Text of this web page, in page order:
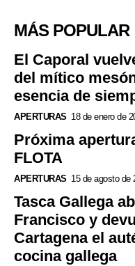
MÁS POPULAR
El Caporal
del mítico
esencia de
APERTURAS 18 de enero de
Próxima
FLOTA
APERTURAS 15 de agosto de
Tasca Gallega
Francisco y
Cartagena el
cocina gallega